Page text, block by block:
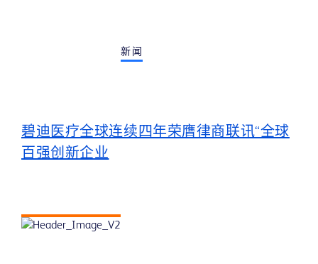
新闻
碧迪医疗全球连续四年荣膺律商联讯“全球
百强创新企业